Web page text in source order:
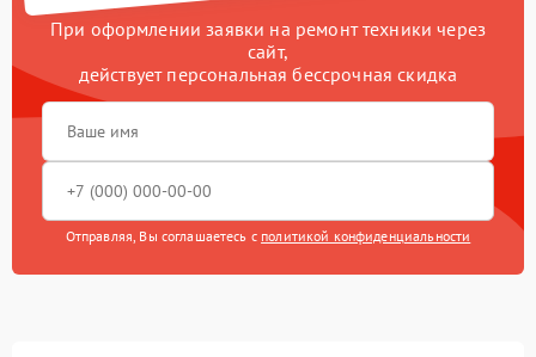
При оформлении заявки на ремонт техники через
сайт,
действует персональная бессрочная скидка
Отправляя, Вы соглашаетесь с политикой конфиденциальности